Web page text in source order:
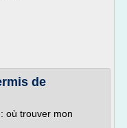
de
où trouver mon